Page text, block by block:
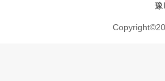
豫
Copyright©